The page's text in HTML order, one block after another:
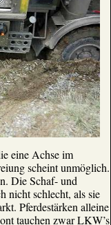
eine Achse im
scheint unmöglich.
Die Schaf- und
nicht schlecht, als sie
Pferdestärken alleine
tauchen zwar LKW’s